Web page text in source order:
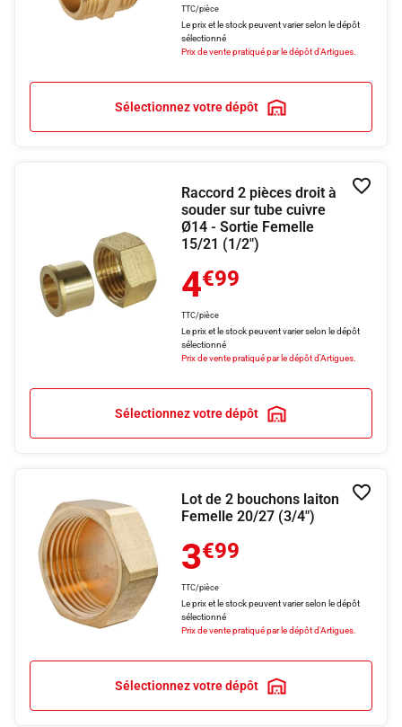
TTC/pièce
Le prix et le stock peuvent varier selon le dépôt
sélectionné
Prix de vente pratiqué par le dépôt d'Artigues.
Sélectionnez votre dépôt
Raccord 2 pièces droit à
souder sur tube cuivre
Ø14 - Sortie Femelle
15/21 (1/2")
4€99
TTC/pièce
Le prix et le stock peuvent varier selon le dépôt
sélectionné
Prix de vente pratiqué par le dépôt d'Artigues.
Sélectionnez votre dépôt
Lot de 2 bouchons laiton
Femelle 20/27 (3/4")
3€99
TTC/pièce
Le prix et le stock peuvent varier selon le dépôt
sélectionné
Prix de vente pratiqué par le dépôt d'Artigues.
Sélectionnez votre dépôt